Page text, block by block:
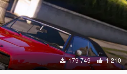
179 749 1 210